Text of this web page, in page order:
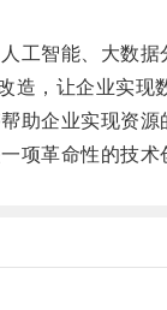
智能、大数据
，让企业实现
企业实现资源
革命性的技术